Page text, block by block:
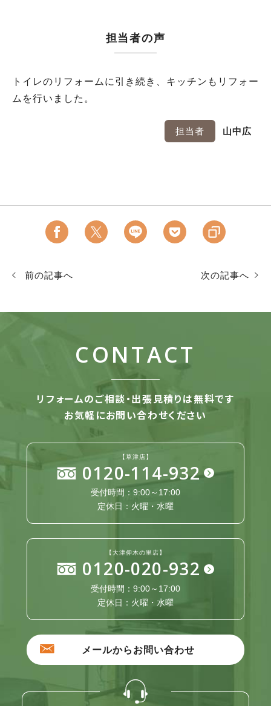
担当者の声
トイレのリフォームに引き続き、キッチンもリフォー
ムを行いました。
担当者 山中広
前の記事へ 次の記事へ
CONTACT
リフォームのご相談・出張見積りは無料です
お気軽にお問い合わせください
【草津店】
0120-114-932
受付時間：9:00～17:00
定休日：火曜・水曜
【大津仰木の里店】
0120-020-932
受付時間：9:00～17:00
定休日：火曜・水曜
メールからお問い合わせ